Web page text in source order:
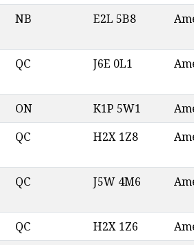
NB E2L 5B8
QC J6E 0L1
ON K1P 5W1
QC H2X 1Z8
QC J5W 4M6
QC H2X 1Z6